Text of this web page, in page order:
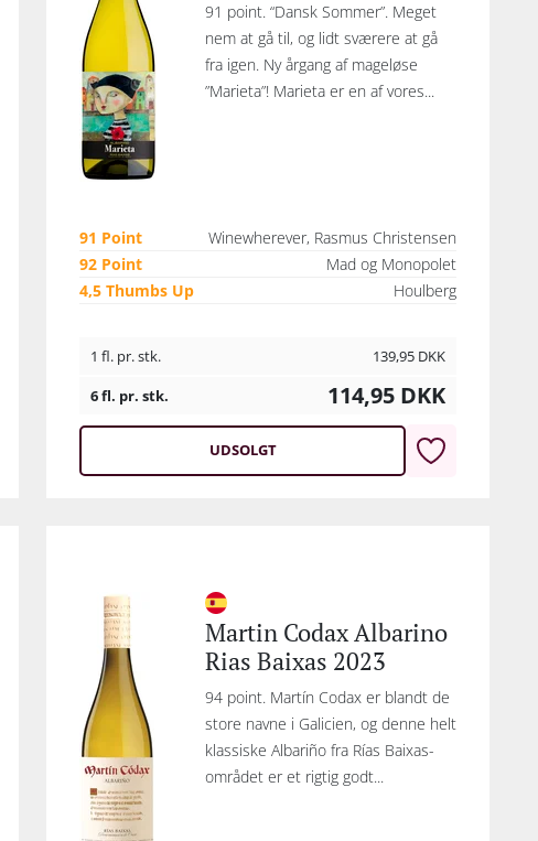
91 point. “Dansk Sommer”. Meget
nem at gå til, og lidt sværere at gå
fra igen. Ny årgang af mageløse
”Marieta”! Marieta er en af vores...
91 Point
Winewherever, Rasmus Christensen
92 Point
Mad og Monopolet
4,5 Thumbs Up
Houlberg
1 fl. pr. stk. 139,95 DKK
6 fl. pr. stk.
114,95 DKK
UDSOLGT
Martin Codax Albarino
Rias Baixas 2023
94 point. Martín Codax er blandt de
store navne i Galicien, og denne helt
klassiske Albariño fra Rías Baixas-
området er et rigtig godt...